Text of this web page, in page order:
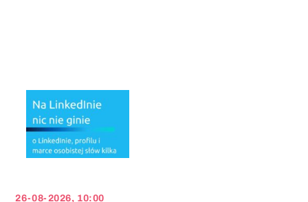
26-08-2026, 10:00